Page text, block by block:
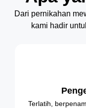
Dari pernikahan
kami hadir
Terlatih,